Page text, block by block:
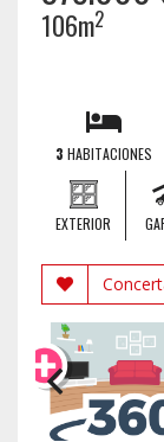
casa y llegar
unos instantes,
que
destinos más
Pero si hay
especial esta
privilegiado.
año, podrás
terrazas, los
al mar
auténtico lujo
calidad de
cualquier
La vivienda
confort, la
ofreciendo
perfectamente
dormitorios y
tanto para
106m2
3 HABITACIONES
EXTERIOR